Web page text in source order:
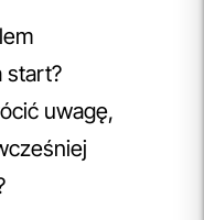
start?
uwagę,